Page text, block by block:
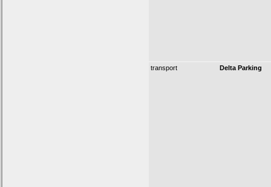
transport Delta Parking